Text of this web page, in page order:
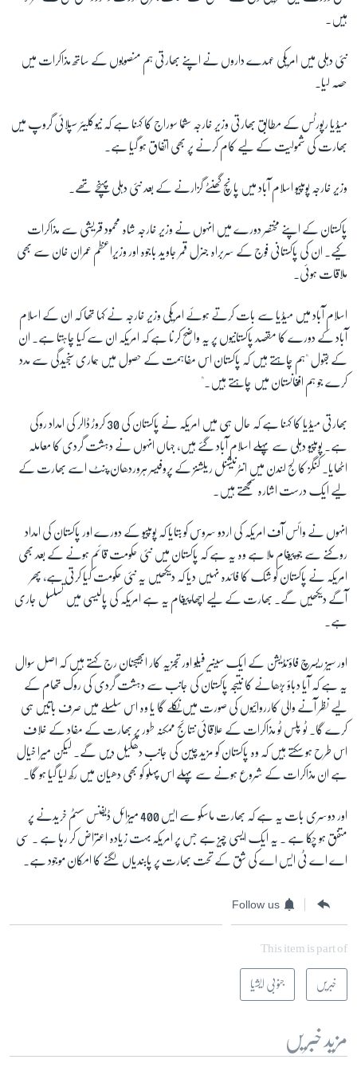
زبان
ہیں۔
نئی دہلی میں امریکی عہدے داروں نے اپنے بھارتی ہم منصوبوں کے ساتھ مذاکرات میں
حصہ لیا۔
میڈیا رپورٹس کے مطابق بھارتی وزیر خارجہ سشما سوراج کا کہنا ہے کہ نیوکلیئر سپلائی گروپ میں
بھارت کی شمولیت کے لیے کام کرنے پر بھی اتفاق ہو گیا ہے۔
وزیر خارجہ پومپیو اسلام آباد میں پانچ گھنٹے گزارنے کے بعد نئی دہلی پہنچے تھے۔
پاکستان کے اپنے مختصر دورے میں انہوں نے وزیر خارجہ شاہ محمود قریشی سے مذاكرات
کیے۔ ان کی پاکستانی فوج کے سربراہ جنرل قمر جاوید باجوہ اور وزیراعظم عمران خان سے بھی
ملاقات ہوئی۔
اسلام آباد میں میڈیا سے بات کرتے ہوئے امریکی وزیر خارجہ نے کہا تھا کہ ان کے اسلام
آباد کے دورے کا مقصد پاکستانیوں پر یہ واضح کرنا ہے کہ امریکہ ان سے کیا چاہتا ہے۔ ان
کے بقول "ہم چاہتے ہیں کہ پاکستان اس مفاہمت کے حصول میں ہماری سنجیدگی سے مدد
کرے جو ہم افغانستان میں چاہتے ہیں۔ "
بھارتی میڈیا کا کہنا ہے کہ حال ہی میں امریکہ نے پاکستان کی 30 کروڑ ڈالر کی امداد روکی
ہے۔ پومپیو دہلی سے پہلے اسلام آباد گئے ہیں، جہاں انہوں نے دہشت گردی کا معاملہ
اٹھایا۔ کنگز کالج لندن میں انٹرنیشنل ریلشنز کے پروفیسر ہروردھان پنٹ اسے بھارت کے
لیے ایک درست اشارہ سمجھتے ہیں۔
انہوں نے وائس آف امریکہ کی اردو سروس کو بتایا کہ پومپیو کے دورے اور پاکستان کی امداد
روکنے سے جو پیغام ملا ہے وہ یہ ہے کہ پاکستان میں نئی حکومت قائم ہونے کے بعد بھی
امریکہ نے پاکستان کو شک کا فائدہ نہیں دیا کہ دیکھیں یہ نئی حکومت کیا کرتی ہے، پھر
آگے دیکھیں گے۔ بھارت کے لیے اچھا پیغام یہ ہے امریکہ کی پالیسی میں تسلسل جاری
ہے۔
اور سیز ریسرچ فاؤنڈیشن کے ایک سینیر فیلو اور تجزیہ کار ابھیجنان رج کہتے ہیں کہ اصل سوال
یہ ہے کہ آیا دباؤ بڑھانے کا نتیجہ پاکستان کی جانب سے دہشت گردی کی روک تھام کے
لیے نظر آنے والی کارروائیوں کی صورت میں نکلے گا یا وہ اس سلسلے میں صرف باتیں ہی
کرے گا۔ ٹو پلس ٹو مذاكرات کے علاقائی نتائج ممکنہ طور پر بھارت کے مفاد کے خلاف
اس طرح ہو سکتے ہیں کہ وہ پاکستان کو مزید چین کی جانب دھکیل دیں گے۔ لیکن میرا خیال
ہے ان مذاكرات کے شروع ہونے سے پہلے اس پہلو کو بھی دھیان میں رکھ لیا گیا ہو گا۔
اور دوسری بات یہ ہے کہ بھارت ماسکو سے ایس 400 میزائل ڈیفنس سسٹم خریدنے پر
متفق ہو چکا ہے ۔ یہ ایک ایسی چیز ہے جس پر امریکہ بہت زیادہ اعتراض کر رہا ہے ۔ سی
اے اے ٹی ایس اے کی شق کے تحت بھارت پر پابندیاں لگنے کا امکان موجود ہے۔
Follow us
This item is part of
خبریں جنوبی ایشیا
مزید خبریں